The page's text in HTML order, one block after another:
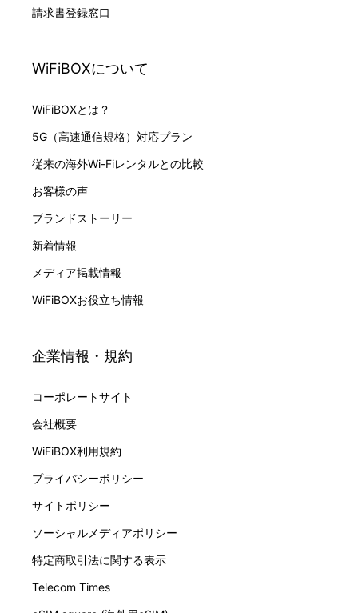
請求書登録窓口
WiFiBOXについて
WiFiBOXとは？
5G（高速通信規格）対応プラン
従来の海外Wi-Fiレンタルとの比較
お客様の声
ブランドストーリー
新着情報
メディア掲載情報
WiFiBOXお役立ち情報
企業情報・規約
コーポレートサイト
会社概要
WiFiBOX利用規約
プライバシーポリシー
サイトポリシー
ソーシャルメディアポリシー
特定商取引法に関する表示
Telecom Times